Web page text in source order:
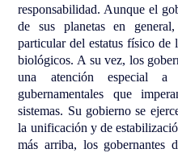
responsabilidad. Aunque el
de sus planetas en
particular del estatus físico de
biológicos. A su vez, los
una atención especial a
gubernamentales que
sistemas. Su gobierno se
la unificación y de
más arriba, los gobernantes